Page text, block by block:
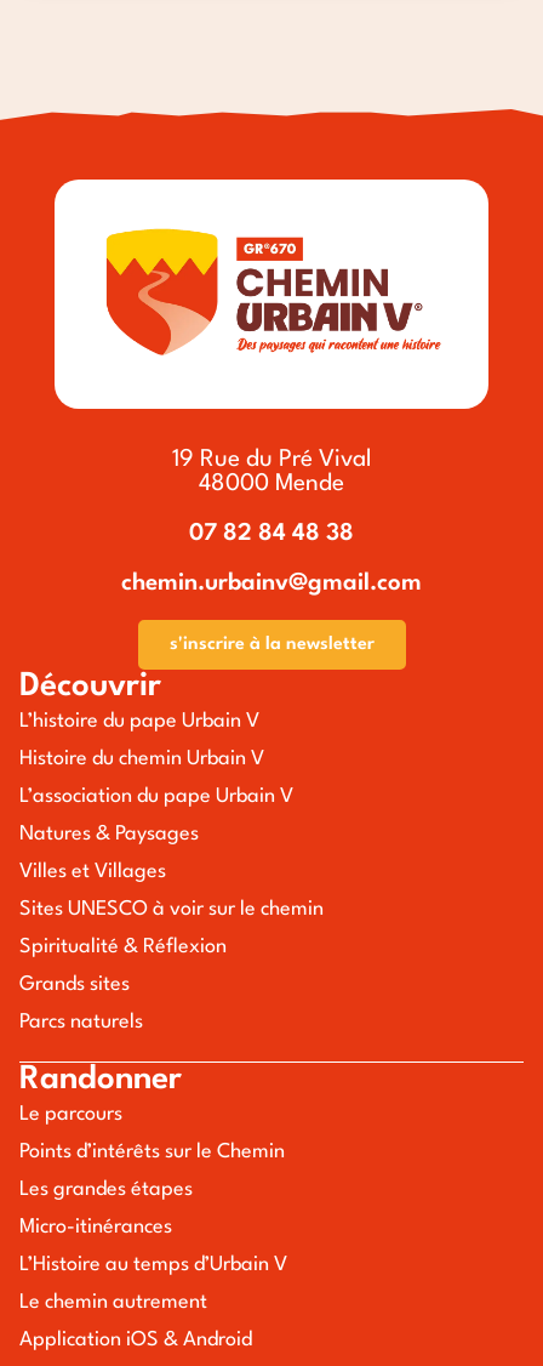
19 Rue du Pré Vival
48000 Mende
07 82 84 48 38
chemin.urbainv@gmail.com
s'inscrire à la newsletter
Découvrir
L’histoire du pape Urbain V
Histoire du chemin Urbain V
L’association du pape Urbain V
Natures & Paysages
Villes et Villages
Sites UNESCO à voir sur le chemin
Spiritualité & Réflexion
Grands sites
Parcs naturels
Randonner
Le parcours
Points d’intérêts sur le Chemin
Les grandes étapes
Micro-itinérances
L’Histoire au temps d’Urbain V
Le chemin autrement
Application iOS & Android